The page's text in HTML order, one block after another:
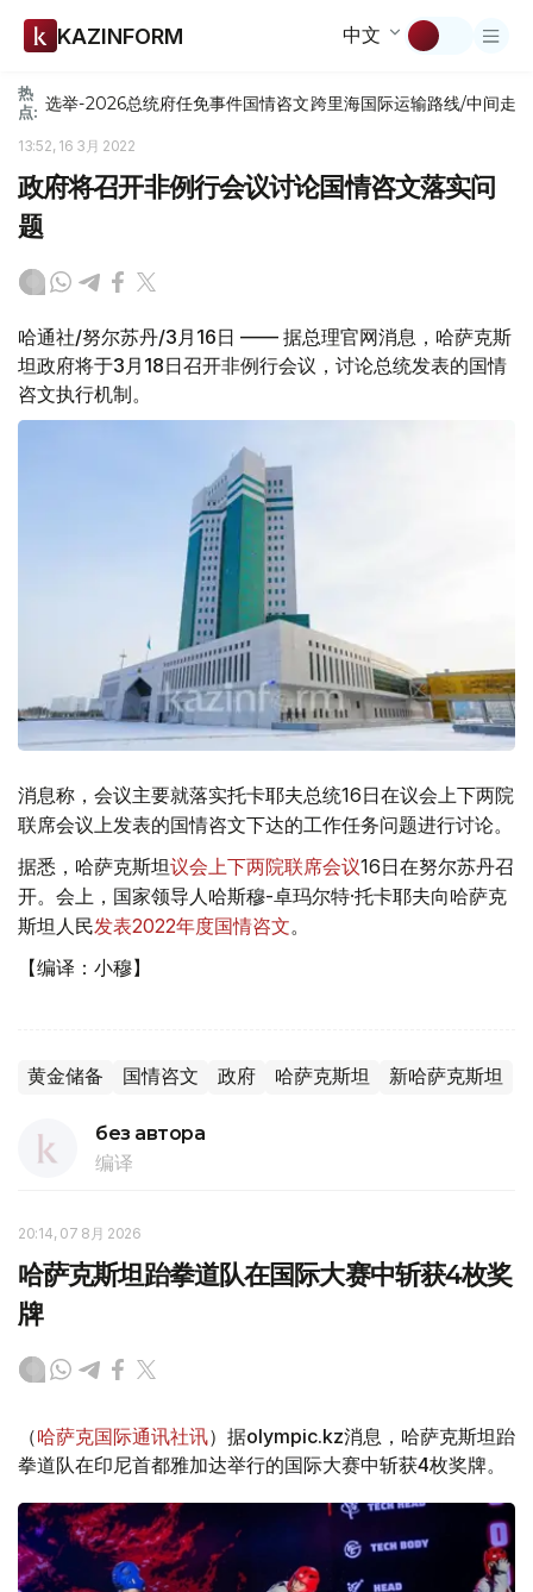
KAZINFORM 中文
热
点: 选举-2026总统府任免事件国情咨文跨里海国际运输路线/中间走廊
13:52, 16 3月 2022
政府将召开非例行会议讨论国情咨文落实问
题
哈通社/努尔苏丹/3月16日 —— 据总理官网消息，哈萨克斯
坦政府将于3月18日召开非例行会议，讨论总统发表的国情
咨文执行机制。
消息称，会议主要就落实托卡耶夫总统16日在议会上下两院
联席会议上发表的国情咨文下达的工作任务问题进行讨论。
据悉，哈萨克斯坦议会上下两院联席会议16日在努尔苏丹召
开。会上，国家领导人哈斯穆-卓玛尔特·托卡耶夫向哈萨克
斯坦人民发表2022年度国情咨文。
【编译：小穆】
黄金储备 国情咨文 政府 哈萨克斯坦 新哈萨克斯坦
без автора
编译
20:14, 07 8月 2026
哈萨克斯坦跆拳道队在国际大赛中斩获4枚奖
牌
（哈萨克国际通讯社讯）据olympic.kz消息，哈萨克斯坦跆
拳道队在印尼首都雅加达举行的国际大赛中斩获4枚奖牌。